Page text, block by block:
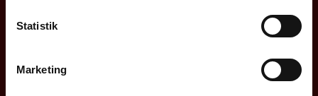
Statistik
Marketing
Vaccineleksikon